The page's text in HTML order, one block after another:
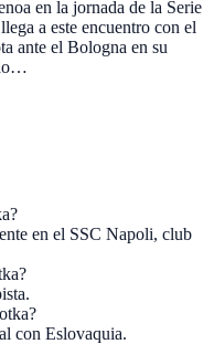
en la jornada de la Serie
a este encuentro con el
ante el Bologna en su
en el SSC Napoli, club
con Eslovaquia.